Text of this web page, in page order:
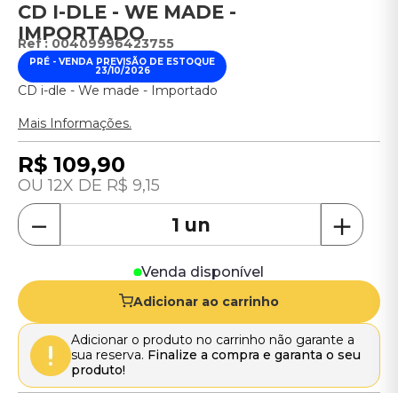
CD I-DLE - WE MADE -
IMPORTADO
: 00409996423755
PRÉ - VENDA PREVISÃO DE ESTOQUE
23/10/2026
CD i-dle - We made - Importado
Mais Informações.
R$ 109,90
12 R$ 9,15
＋
－
Venda disponível
Adicionar ao carrinho
Adicionar o produto no carrinho não garante a
sua reserva. Finalize a compra e garanta o seu
produto!